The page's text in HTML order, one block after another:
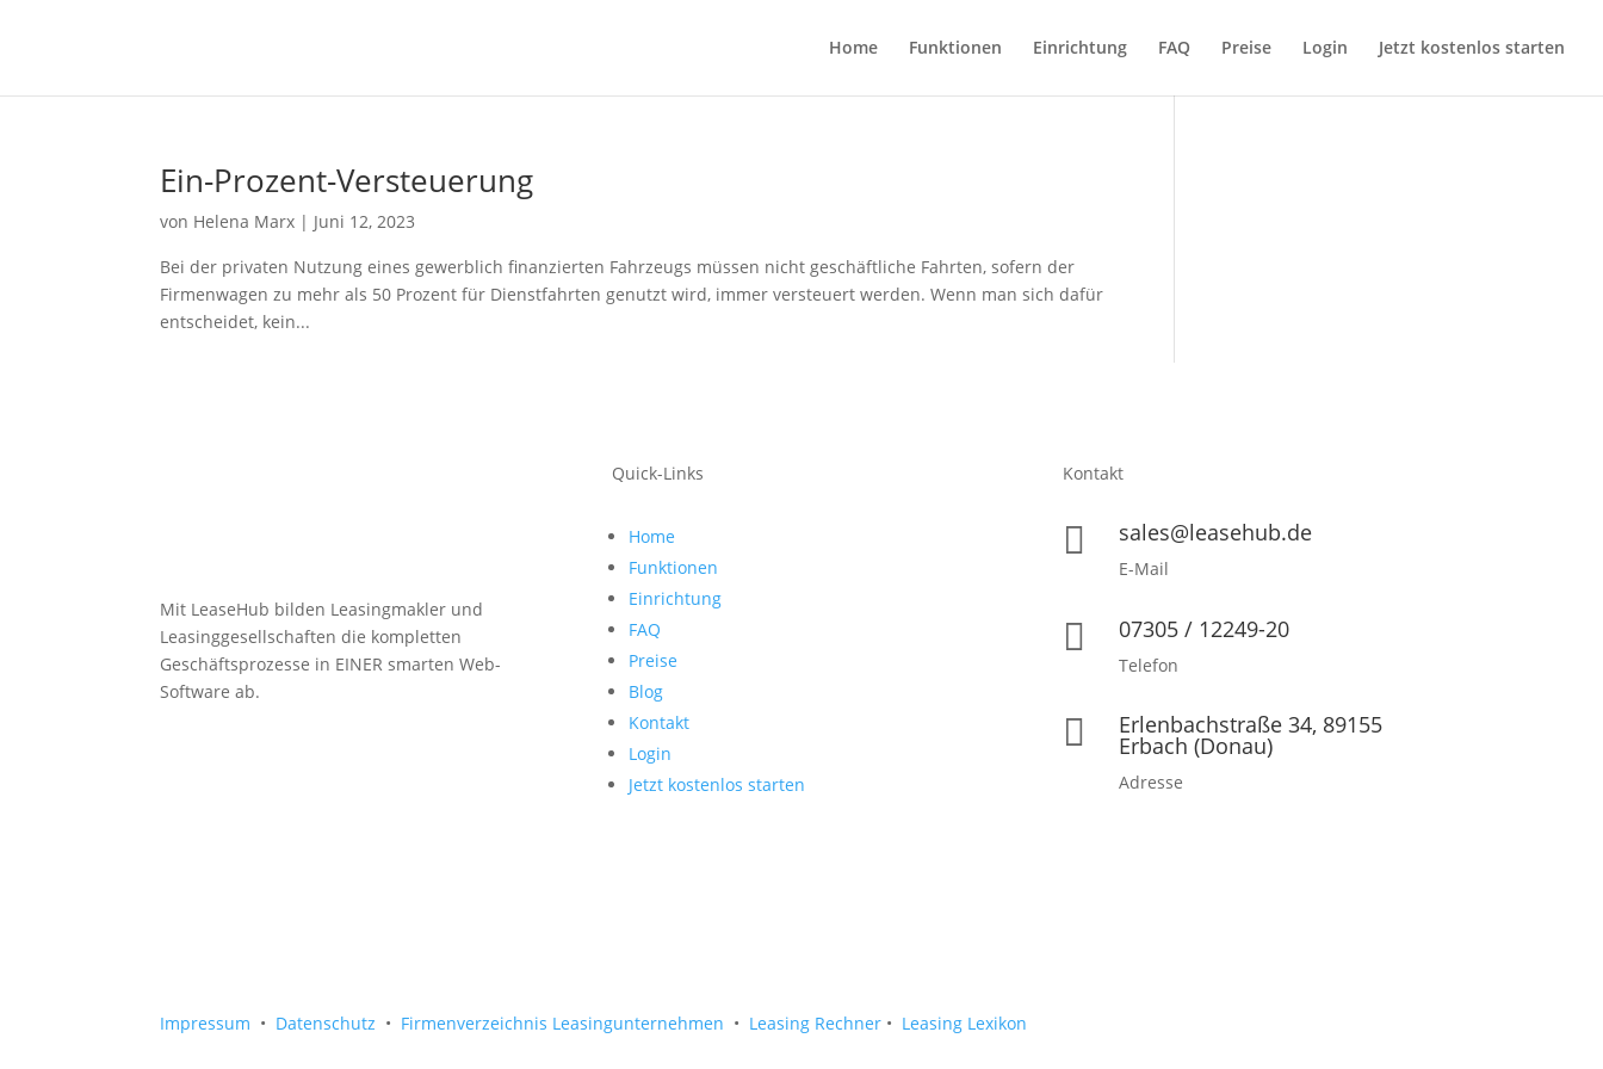
Home Funktionen Einrichtung FAQ Preise Login Jetzt kostenlos starten
Ein-Prozent-Versteuerung
von Helena Marx | Juni 12, 2023
Bei der privaten Nutzung eines gewerblich finanzierten Fahrzeugs müssen nicht geschäftliche Fahrten, sofern der
Firmenwagen zu mehr als 50 Prozent für Dienstfahrten genutzt wird, immer versteuert werden. Wenn man sich dafür
entscheidet, kein...
Mit LeaseHub bilden Leasingmakler und
Leasinggesellschaften die kompletten
Geschäftsprozesse in EINER smarten Web-
Software ab.
Quick-Links
Home
Funktionen
Einrichtung
FAQ
Preise
Blog
Kontakt
Login
Jetzt kostenlos starten
Kontakt
 sales@leasehub.de
E-Mail
 07305 / 12249-20
Telefon
 Erlenbachstraße 34, 89155
Erbach (Donau)
Adresse
Impressum • Datenschutz • Firmenverzeichnis Leasingunternehmen • Leasing Rechner • Leasing Lexikon